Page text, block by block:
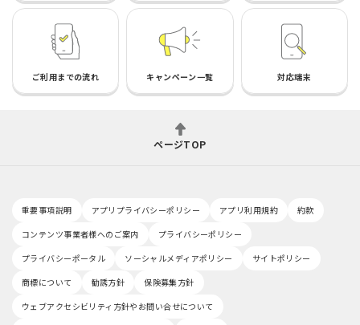
ご利用までの流れ キャンペーン一覧 対応端末
ページTOP
重要事項説明 アプリプライバシーポリシー アプリ利用規約
約款
コンテンツ事業者様へのご案内
プライバシーポリシー
プライバシーポータル
ソーシャルメディアポリシー
サイトポリシー
商標について
勧誘方針
保険募集方針
ウェブアクセシビリティ方針やお問い合せについて